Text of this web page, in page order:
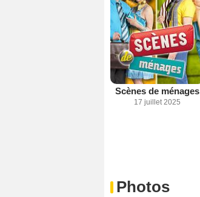
Scènes de ménages
17 juillet 2025
Photos